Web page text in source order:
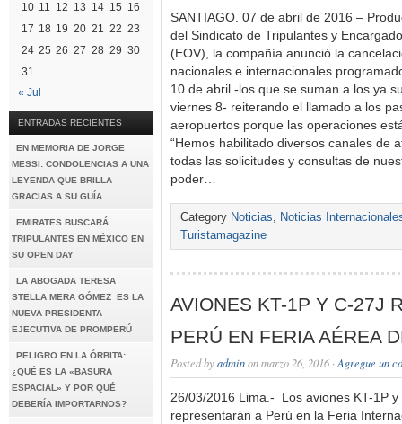
10 11 12 13 14 15 16
17 18 19 20 21 22 23
24 25 26 27 28 29 30
31
« Jul
ENTRADAS RECIENTES
EN MEMORIA DE JORGE
MESSI: CONDOLENCIAS A UNA
LEYENDA QUE BRILLA
GRACIAS A SU GUÍA
EMIRATES BUSCARÁ
TRIPULANTES EN MÉXICO EN
SU OPEN DAY
LA ABOGADA TERESA
STELLA MERA GÓMEZ ES LA
NUEVA PRESIDENTA
EJECUTIVA DE PROMPERÚ
PELIGRO EN LA ÓRBITA:
¿QUÉ ES LA «BASURA
ESPACIAL» Y POR QUÉ
DEBERÍA IMPORTARNOS?
SANTIAGO. 07 de abril de 2016 –
del Sindicato de Tripulantes y
(EOV), la compañía anunció la
nacionales e internacionales
10 de abril -los que se suman a los ya
viernes 8- reiterando el llamado a los
aeropuertos porque las operaciones
“Hemos habilitado diversos canales de
todas las solicitudes y consultas de
poder…
Category Noticias, Noticias
Turistamagazine
AVIONES KT-1P Y C-27J
PERÚ EN FERIA AÉREA
Posted byadminon marzo 26, 2016 · Agregue un
26/03/2016 Lima.- Los aviones KT-1P
representarán a Perú en la Feria